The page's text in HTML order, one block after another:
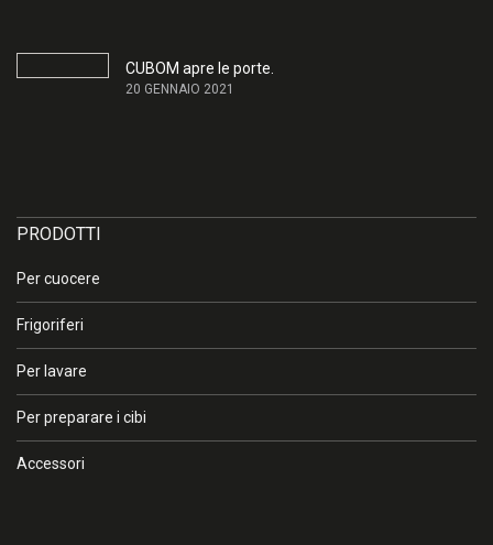
CUBOM apre le porte.
20 GENNAIO 2021
PRODOTTI
Per cuocere
Frigoriferi
Per lavare
Per preparare i cibi
Accessori